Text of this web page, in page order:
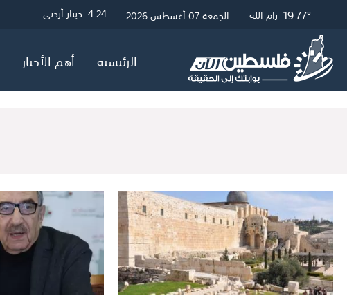
25.13° غزة 20.01° القدس 19.77° رام الله الجمعة 07 أغسطس 2026 3.01 دولار أمريكي 4.05 جنيه إسترليني 4.24 دينار أردني
الرئيسية أهم الأخبار